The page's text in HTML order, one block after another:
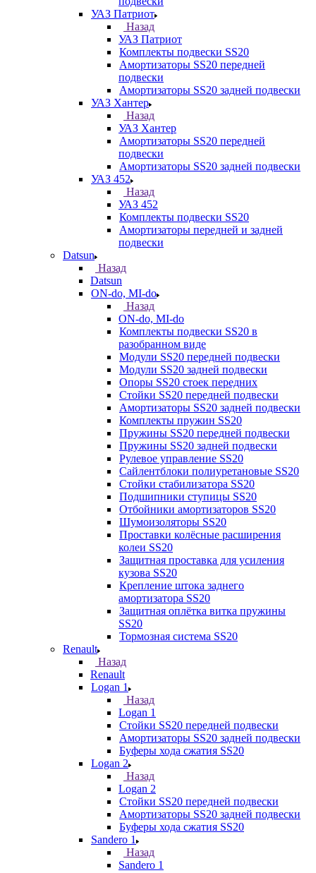
УАЗ Патриот
Назад
УАЗ Патриот
Комплекты подвески SS20
Амортизаторы SS20 передней
подвески
Амортизаторы SS20 задней подвески
УАЗ Хантер
Назад
УАЗ Хантер
Амортизаторы SS20 передней
подвески
Амортизаторы SS20 задней подвески
УАЗ 452
Назад
УАЗ 452
Комплекты подвески SS20
Амортизаторы передней и задней
подвески
Datsun
Назад
Datsun
ON-do, MI-do
Назад
ON-do, MI-do
Комплекты подвески SS20 в
разобранном виде
Модули SS20 передней подвески
Модули SS20 задней подвески
Опоры SS20 стоек передних
Стойки SS20 передней подвески
Амортизаторы SS20 задней подвески
Комплекты пружин SS20
Пружины SS20 передней подвески
Пружины SS20 задней подвески
Рулевое управление SS20
Сайлентблоки полиуретановые SS20
Стойки стабилизатора SS20
Подшипники ступицы SS20
Отбойники амортизаторов SS20
Шумоизоляторы SS20
Проставки колёсные расширения
колеи SS20
Защитная проставка для усиления
кузова SS20
Крепление штока заднего
амортизатора SS20
Защитная оплётка витка пружины
SS20
Тормозная система SS20
Renault
Назад
Renault
Logan 1
Назад
Logan 1
Стойки SS20 передней подвески
Амортизаторы SS20 задней подвески
Буферы хода сжатия SS20
Logan 2
Назад
Logan 2
Стойки SS20 передней подвески
Амортизаторы SS20 задней подвески
Буферы хода сжатия SS20
Sandero 1
Назад
Sandero 1